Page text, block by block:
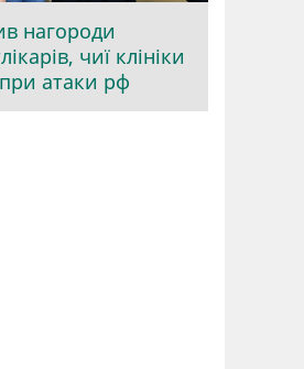
нагороди
чиї клініки
атаки рф